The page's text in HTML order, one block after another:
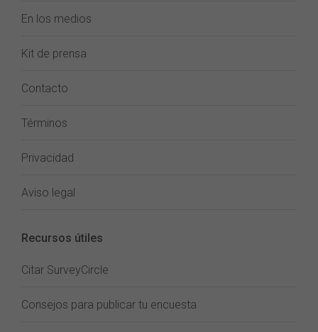
En los medios
Kit de prensa
Contacto
Términos
Privacidad
Aviso legal
Recursos útiles
Citar SurveyCircle
Consejos para publicar tu encuesta